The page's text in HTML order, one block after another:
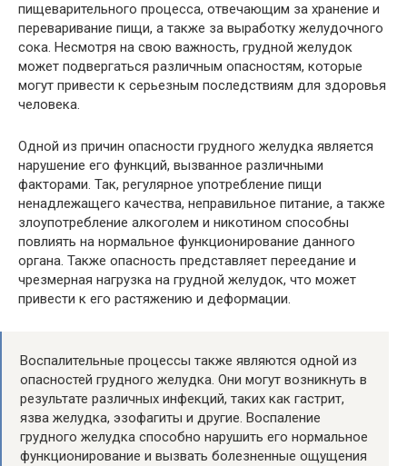
пищеварительного процесса, отвечающим за хранение и
переваривание пищи, а также за выработку желудочного
сока. Несмотря на свою важность, грудной желудок
может подвергаться различным опасностям, которые
могут привести к серьезным последствиям для здоровья
человека.
Одной из причин опасности грудного желудка является
нарушение его функций, вызванное различными
факторами. Так, регулярное употребление пищи
ненадлежащего качества, неправильное питание, а также
злоупотребление алкоголем и никотином способны
повлиять на нормальное функционирование данного
органа. Также опасность представляет переедание и
чрезмерная нагрузка на грудной желудок, что может
привести к его растяжению и деформации.
Воспалительные процессы также являются одной из
опасностей грудного желудка. Они могут возникнуть в
результате различных инфекций, таких как гастрит,
язва желудка, эзофагиты и другие. Воспаление
грудного желудка способно нарушить его нормальное
функционирование и вызвать болезненные ощущения